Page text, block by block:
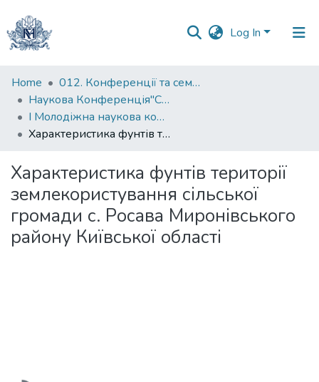
Log In
Communities
&
Collections
All of DSpace
Statistics
Home
012. Конференції та семінари НаУКМА
Наукова Конференція"Суспільство, довкілля та зміна клімату"
I Молодіжна наукова конференція "Суспільство, довкілля та зміна клімату" (2017)
Характеристика фунтів території землекористування сільської громади с. Росава Миронівського району Київської області
Характеристика фунтів території
землекористування сільської
громади с. Росава Миронівського
району Київської області